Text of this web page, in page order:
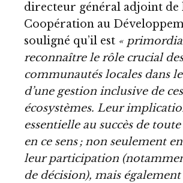
directeur général adjoint de
Coopération au
souligné qu’il est «
reconnaître le rôle crucial des
communautés locales dans
d’une gestion inclusive de ces
écosystèmes. Leur
essentielle au succès de
en ce sens ; non seulement
leur participation
de décision), mais également